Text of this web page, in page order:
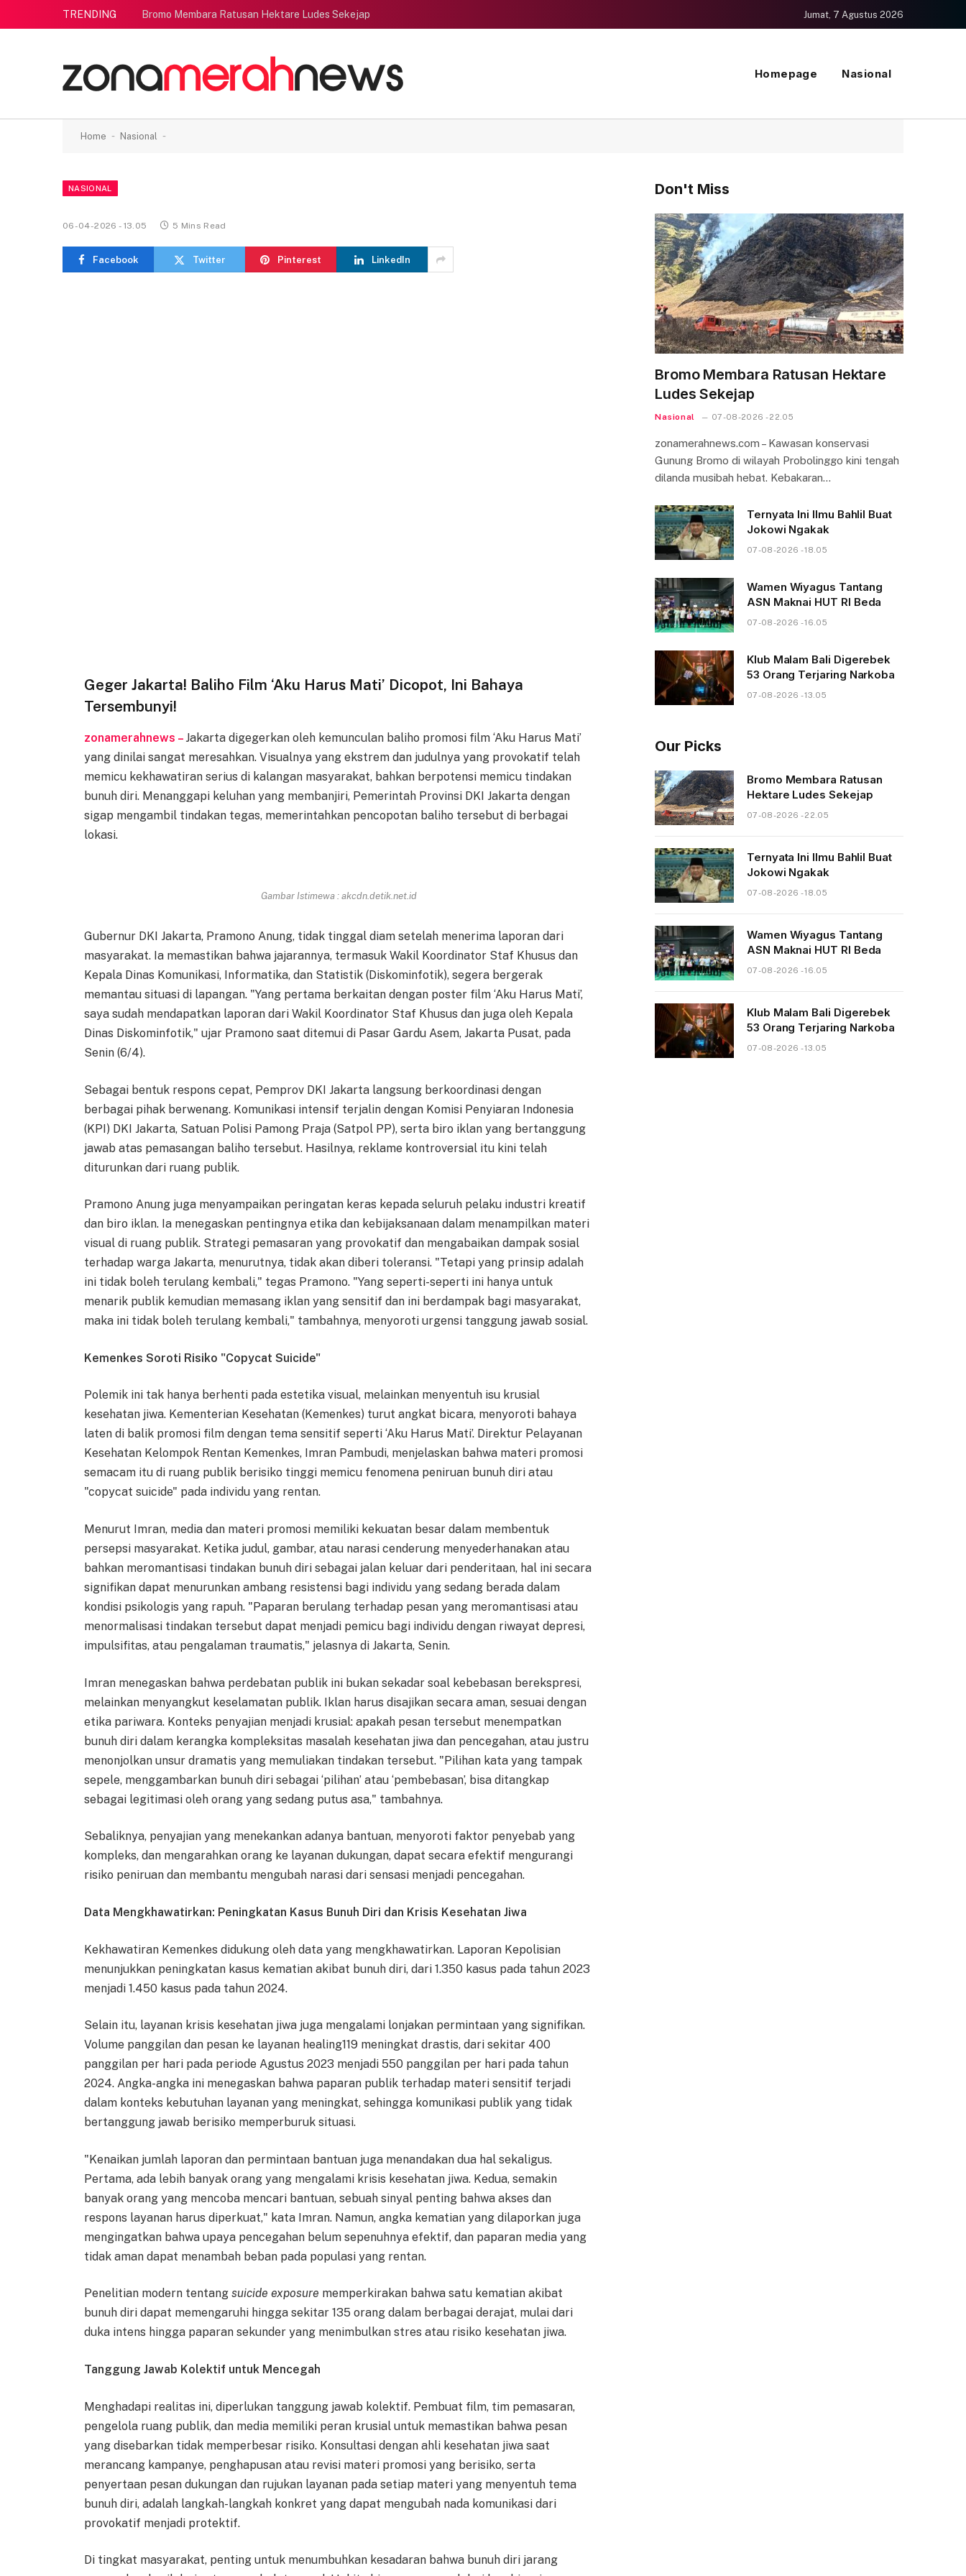
TRENDING Bromo Membara Ratusan Hektare Ludes Sekejap Jumat, 7 Agustus 2026
Homepage Nasional
Home - Nasional -
NASIONAL
06-04-2026 - 13.05 5 Mins Read
Facebook Twitter Pinterest LinkedIn
Geger Jakarta! Baliho Film ‘Aku Harus Mati’ Dicopot, Ini Bahaya
Tersembunyi!
zonamerahnews –Jakarta digegerkan oleh kemunculan baliho promosi film ‘Aku Harus Mati’
yang dinilai sangat meresahkan. Visualnya yang ekstrem dan judulnya yang provokatif telah
memicu kekhawatiran serius di kalangan masyarakat, bahkan berpotensi memicu tindakan
bunuh diri. Menanggapi keluhan yang membanjiri, Pemerintah Provinsi DKI Jakarta dengan
sigap mengambil tindakan tegas, memerintahkan pencopotan baliho tersebut di berbagai
lokasi.
Gambar Istimewa : akcdn.detik.net.id
Gubernur DKI Jakarta, Pramono Anung, tidak tinggal diam setelah menerima laporan dari
masyarakat. Ia memastikan bahwa jajarannya, termasuk Wakil Koordinator Staf Khusus dan
Kepala Dinas Komunikasi, Informatika, dan Statistik (Diskominfotik), segera bergerak
memantau situasi di lapangan. "Yang pertama berkaitan dengan poster film ‘Aku Harus Mati’,
saya sudah mendapatkan laporan dari Wakil Koordinator Staf Khusus dan juga oleh Kepala
Dinas Diskominfotik," ujar Pramono saat ditemui di Pasar Gardu Asem, Jakarta Pusat, pada
Senin (6/4).
Sebagai bentuk respons cepat, Pemprov DKI Jakarta langsung berkoordinasi dengan
berbagai pihak berwenang. Komunikasi intensif terjalin dengan Komisi Penyiaran Indonesia
(KPI) DKI Jakarta, Satuan Polisi Pamong Praja (Satpol PP), serta biro iklan yang bertanggung
jawab atas pemasangan baliho tersebut. Hasilnya, reklame kontroversial itu kini telah
diturunkan dari ruang publik.
Pramono Anung juga menyampaikan peringatan keras kepada seluruh pelaku industri kreatif
dan biro iklan. Ia menegaskan pentingnya etika dan kebijaksanaan dalam menampilkan materi
visual di ruang publik. Strategi pemasaran yang provokatif dan mengabaikan dampak sosial
terhadap warga Jakarta, menurutnya, tidak akan diberi toleransi. "Tetapi yang prinsip adalah
ini tidak boleh terulang kembali," tegas Pramono. "Yang seperti-seperti ini hanya untuk
menarik publik kemudian memasang iklan yang sensitif dan ini berdampak bagi masyarakat,
maka ini tidak boleh terulang kembali," tambahnya, menyoroti urgensi tanggung jawab sosial.
Kemenkes Soroti Risiko "Copycat Suicide"
Polemik ini tak hanya berhenti pada estetika visual, melainkan menyentuh isu krusial
kesehatan jiwa. Kementerian Kesehatan (Kemenkes) turut angkat bicara, menyoroti bahaya
laten di balik promosi film dengan tema sensitif seperti ‘Aku Harus Mati’. Direktur Pelayanan
Kesehatan Kelompok Rentan Kemenkes, Imran Pambudi, menjelaskan bahwa materi promosi
semacam itu di ruang publik berisiko tinggi memicu fenomena peniruan bunuh diri atau
"copycat suicide" pada individu yang rentan.
Menurut Imran, media dan materi promosi memiliki kekuatan besar dalam membentuk
persepsi masyarakat. Ketika judul, gambar, atau narasi cenderung menyederhanakan atau
bahkan meromantisasi tindakan bunuh diri sebagai jalan keluar dari penderitaan, hal ini secara
signifikan dapat menurunkan ambang resistensi bagi individu yang sedang berada dalam
kondisi psikologis yang rapuh. "Paparan berulang terhadap pesan yang meromantisasi atau
menormalisasi tindakan tersebut dapat menjadi pemicu bagi individu dengan riwayat depresi,
impulsifitas, atau pengalaman traumatis," jelasnya di Jakarta, Senin.
Imran menegaskan bahwa perdebatan publik ini bukan sekadar soal kebebasan berekspresi,
melainkan menyangkut keselamatan publik. Iklan harus disajikan secara aman, sesuai dengan
etika pariwara. Konteks penyajian menjadi krusial: apakah pesan tersebut menempatkan
bunuh diri dalam kerangka kompleksitas masalah kesehatan jiwa dan pencegahan, atau justru
menonjolkan unsur dramatis yang memuliakan tindakan tersebut. "Pilihan kata yang tampak
sepele, menggambarkan bunuh diri sebagai ‘pilihan’ atau ‘pembebasan’, bisa ditangkap
sebagai legitimasi oleh orang yang sedang putus asa," tambahnya.
Sebaliknya, penyajian yang menekankan adanya bantuan, menyoroti faktor penyebab yang
kompleks, dan mengarahkan orang ke layanan dukungan, dapat secara efektif mengurangi
risiko peniruan dan membantu mengubah narasi dari sensasi menjadi pencegahan.
Data Mengkhawatirkan: Peningkatan Kasus Bunuh Diri dan Krisis Kesehatan Jiwa
Kekhawatiran Kemenkes didukung oleh data yang mengkhawatirkan. Laporan Kepolisian
menunjukkan peningkatan kasus kematian akibat bunuh diri, dari 1.350 kasus pada tahun 2023
menjadi 1.450 kasus pada tahun 2024.
Selain itu, layanan krisis kesehatan jiwa juga mengalami lonjakan permintaan yang signifikan.
Volume panggilan dan pesan ke layanan healing119 meningkat drastis, dari sekitar 400
panggilan per hari pada periode Agustus 2023 menjadi 550 panggilan per hari pada tahun
2024. Angka-angka ini menegaskan bahwa paparan publik terhadap materi sensitif terjadi
dalam konteks kebutuhan layanan yang meningkat, sehingga komunikasi publik yang tidak
bertanggung jawab berisiko memperburuk situasi.
"Kenaikan jumlah laporan dan permintaan bantuan juga menandakan dua hal sekaligus.
Pertama, ada lebih banyak orang yang mengalami krisis kesehatan jiwa. Kedua, semakin
banyak orang yang mencoba mencari bantuan, sebuah sinyal penting bahwa akses dan
respons layanan harus diperkuat," kata Imran. Namun, angka kematian yang dilaporkan juga
mengingatkan bahwa upaya pencegahan belum sepenuhnya efektif, dan paparan media yang
tidak aman dapat menambah beban pada populasi yang rentan.
Penelitian modern tentangsuicide exposure memperkirakan bahwa satu kematian akibat
bunuh diri dapat memengaruhi hingga sekitar 135 orang dalam berbagai derajat, mulai dari
duka intens hingga paparan sekunder yang menimbulkan stres atau risiko kesehatan jiwa.
Tanggung Jawab Kolektif untuk Mencegah
Menghadapi realitas ini, diperlukan tanggung jawab kolektif. Pembuat film, tim pemasaran,
pengelola ruang publik, dan media memiliki peran krusial untuk memastikan bahwa pesan
yang disebarkan tidak memperbesar risiko. Konsultasi dengan ahli kesehatan jiwa saat
merancang kampanye, penghapusan atau revisi materi promosi yang berisiko, serta
penyertaan pesan dukungan dan rujukan layanan pada setiap materi yang menyentuh tema
bunuh diri, adalah langkah-langkah konkret yang dapat mengubah nada komunikasi dari
provokatif menjadi protektif.
Di tingkat masyarakat, penting untuk menumbuhkan kesadaran bahwa bunuh diri jarang
Don't Miss
Bromo Membara Ratusan Hektare
Ludes Sekejap
Nasional 07-08-2026 - 22.05
zonamerahnews.com – Kawasan konservasi
Gunung Bromo di wilayah Probolinggo kini tengah
dilanda musibah hebat. Kebakaran…
Ternyata Ini Ilmu Bahlil Buat
Jokowi Ngakak
07-08-2026 - 18.05
Wamen Wiyagus Tantang
ASN Maknai HUT RI Beda
07-08-2026 - 16.05
Klub Malam Bali Digerebek
53 Orang Terjaring Narkoba
07-08-2026 - 13.05
Our Picks
Bromo Membara Ratusan
Hektare Ludes Sekejap
07-08-2026 - 22.05
Ternyata Ini Ilmu Bahlil Buat
Jokowi Ngakak
07-08-2026 - 18.05
Wamen Wiyagus Tantang
ASN Maknai HUT RI Beda
07-08-2026 - 16.05
Klub Malam Bali Digerebek
53 Orang Terjaring Narkoba
07-08-2026 - 13.05